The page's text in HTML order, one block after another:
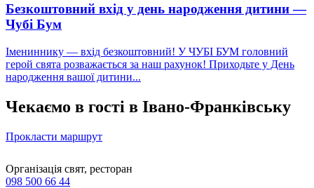
Безкоштовний вхід у день народження дитини —
Чубі Бум
Імениннику — вхід безкоштовний! У ЧУБІ БУМ головний
герой свята розважається за наш рахунок! Приходьте у День
народження вашої дитини...
Чекаємо в гості в Івано-Франківську
Прокласти маршрут
Організація свят, ресторан
098 500 66 44